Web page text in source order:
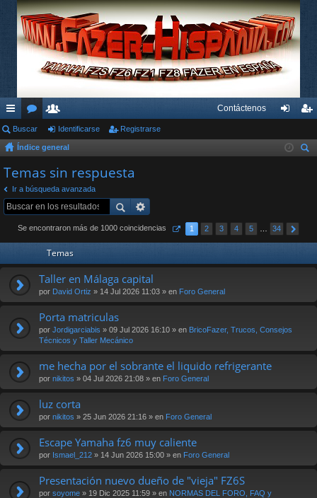
nl
ac
es
rá
pi
or
os
su
ari
os
Contáctenos
nti ist
Buscar Identificarse Registrarse
Índice general
Temas sin respuesta
Ir a búsqueda avanzada
Se encontraron más de 1000 coincidencias 1 2 3 4 5 34
Temas
Taller en Málaga capital
por David Ortiz » 14 Jul 2026 11:03 » en Foro General
Porta matriculas
por Jordigarciabis » 09 Jul 2026 16:10 » en BricoFazer, Trucos, Consejos
Técnicos y Taller Mecánico
me hecha por el sobrante el liquido refrigerante
por nikitos » 04 Jul 2026 21:08 » en Foro General
luz corta
por nikitos » 25 Jun 2026 21:16 » en Foro General
Escape Yamaha fz6 muy caliente
por Ismael_212 » 14 Jun 2026 15:00 » en Foro General
Presentación nuevo dueño de "vieja" FZ6S
por soyome » 19 Dic 2025 11:59 » en NORMAS DEL FORO, FAQ y